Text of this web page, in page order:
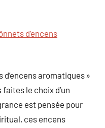
d’encens
aromatiques »
faites le choix d’un
est pensée pour
ces encens